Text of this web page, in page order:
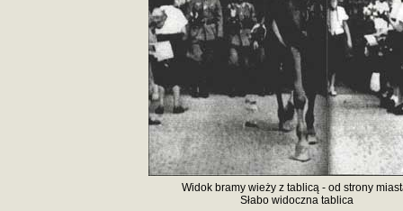
Widok bramy wieży z tablicą - od strony
Słabo widoczna tablica